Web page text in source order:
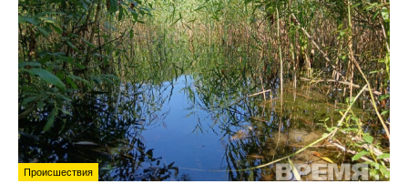
Происшествия